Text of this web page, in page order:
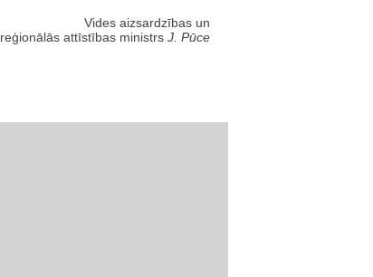
Vides aizsardzības un
reģionālās attīstības ministrs J. Pūce